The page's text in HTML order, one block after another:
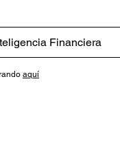
Financiera
aquí